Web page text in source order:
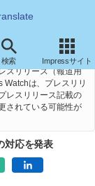
検索 Impressサイト
スリリース（報道用
は、プレスリリ
レスリリース記載の
されている可能性が
応を発表